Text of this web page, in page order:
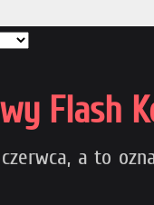
Flash
a to